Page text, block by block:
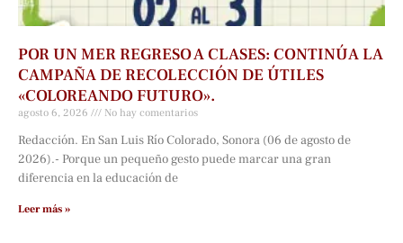
POR UN MER REGRESO A CLASES: CONTINÚA LA
CAMPAÑA DE RECOLECCIÓN DE ÚTILES
«COLOREANDO FUTURO».
agosto 6, 2026 No hay comentarios
Redacción. En San Luis Río Colorado, Sonora (06 de agosto de
2026).- Porque un pequeño gesto puede marcar una gran
diferencia en la educación de
Leer más »